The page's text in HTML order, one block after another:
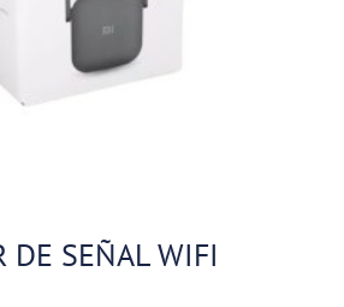
DE SEÑAL WIFI